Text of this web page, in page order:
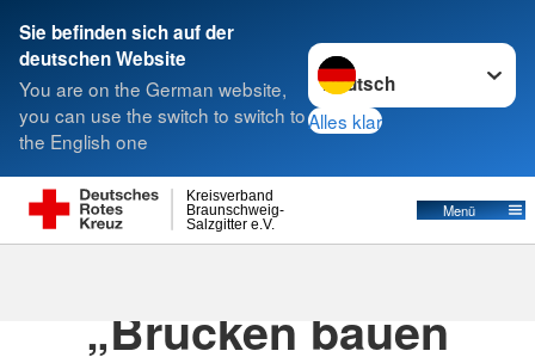
Sie befinden sich auf der
deutschen Website
You are on the German website,
you can use the switch to switch to
the English one
Sprache wechseln zu
Alles klar
Salzgitter e.V.
Braunschweig-
Kreisverband
Menü
Suche
„Brücken bauen